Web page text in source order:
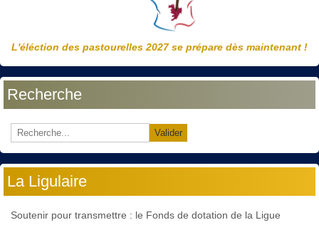
L'éléction des pastourelles 2027 se prépare dès maintenant !
Recherche
Valider
La Ligulaire
Soutenir pour transmettre : le Fonds de dotation de la Ligue